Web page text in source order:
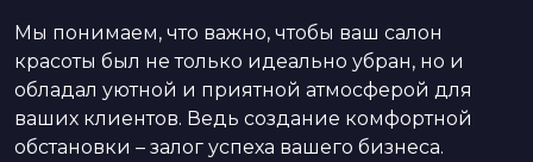
Мы понимаем, что важно, чтобы ваш салон
красоты был не только идеально убран, но и
обладал уютной и приятной атмосферой для
ваших клиентов. Ведь создание комфортной
обстановки – залог успеха вашего бизнеса.